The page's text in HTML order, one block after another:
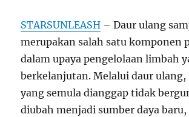
STARSUNLEASH – Daur ulang
merupakan salah satu komponen
dalam upaya pengelolaan limbah
berkelanjutan. Melalui daur ulang,
yang semula dianggap tidak
diubah menjadi sumber daya